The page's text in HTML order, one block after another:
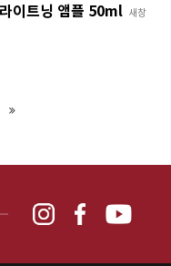
새창
이트닝 앰플 50ml